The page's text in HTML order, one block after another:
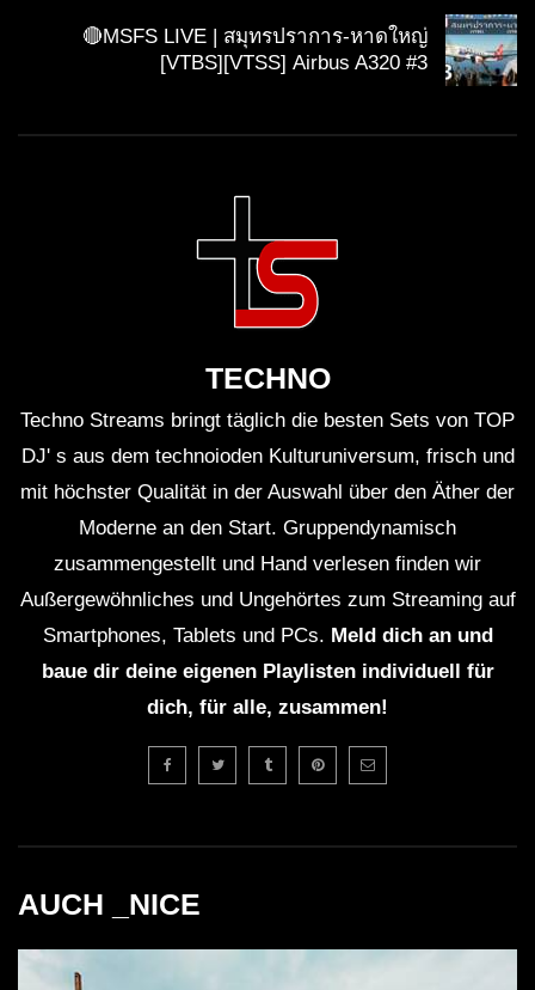
🔴MSFS LIVE | สมุทรปราการ-หาดใหญ่
[VTBS][VTSS] Airbus A320 #3
TECHNO
Techno Streams bringt täglich die besten Sets von TOP
DJ' s aus dem technoioden Kulturuniversum, frisch und
mit höchster Qualität in der Auswahl über den Äther der
Moderne an den Start. Gruppendynamisch
zusammengestellt und Hand verlesen finden wir
Außergewöhnliches und Ungehörtes zum Streaming auf
Smartphones, Tablets und PCs. Meld dich an und
baue dir deine eigenen Playlisten individuell für
dich, für alle, zusammen!
AUCH _NICE